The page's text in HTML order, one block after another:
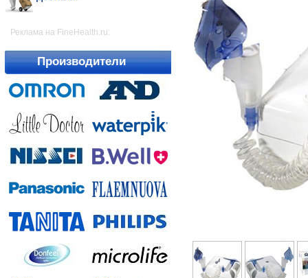
Реклама на FineHealth.ru:
Производители